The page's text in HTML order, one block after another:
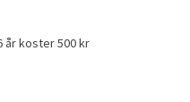
år koster 500 kr